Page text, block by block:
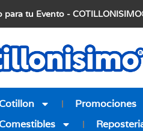
tu Evento -
Cotillon Promociones
Comestibles